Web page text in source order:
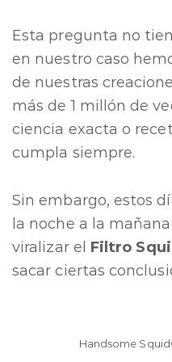
Esta pregunta no
en nuestro caso
de nuestras
más de 1 millón de
ciencia exacta o
cumpla siempre.
Sin embargo, estos
la noche a la
viralizar el Filtro
sacar ciertas
Handsome